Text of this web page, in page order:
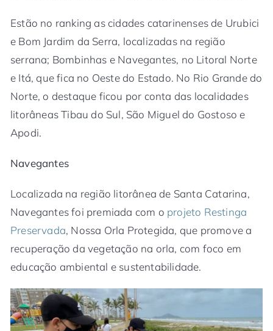
Estão no ranking as cidades catarinenses de Urubici
e Bom Jardim da Serra, localizadas na região
serrana; Bombinhas e Navegantes, no Litoral Norte
e Itá, que fica no Oeste do Estado. No Rio Grande do
Norte, o destaque ficou por conta das localidades
litorâneas Tibau do Sul, São Miguel do Gostoso e
Apodi.
Navegantes
Localizada na região litorânea de Santa Catarina,
Navegantes foi premiada com o projeto Restinga
Preservada, Nossa Orla Protegida, que promove a
recuperação da vegetação na orla, com foco em
educação ambiental e sustentabilidade.